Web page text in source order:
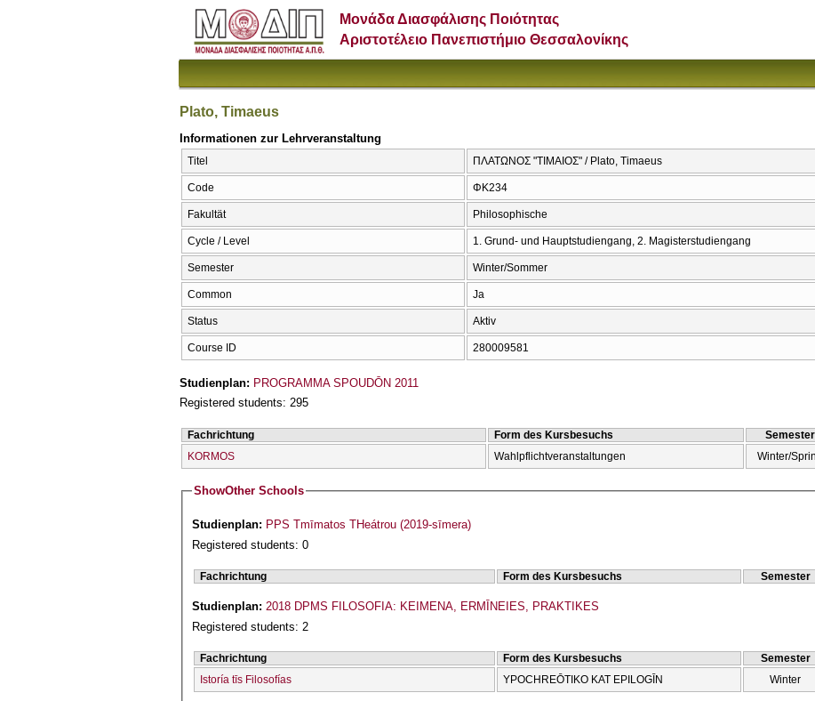
Μονάδα Διασφάλισης Ποιότητας
Αριστοτέλειο Πανεπιστήμιο Θεσσαλονίκης
Plato, Timaeus
Informationen zur Lehrveranstaltung
Titel ΠΛΑΤΩΝΟΣ "ΤΙΜΑΙΟΣ" / Plato, Timaeus
Code ΦΚ234
Fakultät Philosophische
Cycle / Level 1. Grund- und Hauptstudiengang, 2. Magisterstudiengang
Semester Winter/Sommer
Common Ja
Status Aktiv
Course ID 280009581
Studienplan: PROGRAMMA SPOUDŌN 2011
Registered students: 295
Fachrichtung Form des Kursbesuchs Semester
KORMOS
Wahlpflichtveranstaltungen Winter/
ShowOther Schools
Studienplan: PPS Tmīmatos THeátrou (2019-sīmera)
Registered students: 0
Fachrichtung Form des Kursbesuchs Semester
Studienplan: 2018 DPMS FILOSOFIA: KEIMENA, ERMĪNEIES, PRAKTIKES
Registered students: 2
Fachrichtung Form des Kursbesuchs Semester
Istoría tīs Filosofías
YPOCΗREŌTIKO KAT EPILOGĪN Winter